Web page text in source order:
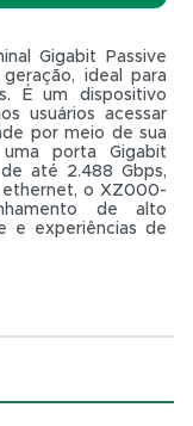
Gigabit Passive
ideal para
É um dispositivo
usuários acessar
por meio de sua
porta Gigabit
até 2.488 Gbps,
ethernet, o XZ000-
de alto
e experiências de